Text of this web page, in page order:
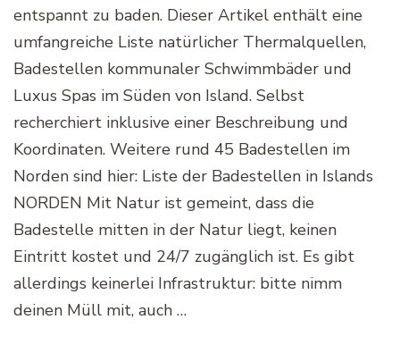
entspannt zu baden. Dieser Artikel enthält eine
umfangreiche Liste natürlicher Thermalquellen,
Badestellen kommunaler Schwimmbäder und
Luxus Spas im Süden von Island. Selbst
recherchiert inklusive einer Beschreibung und
Koordinaten. Weitere rund 45 Badestellen im
Norden sind hier: Liste der Badestellen in Islands
NORDEN Mit Natur ist gemeint, dass die
Badestelle mitten in der Natur liegt, keinen
Eintritt kostet und 24/7 zugänglich ist. Es gibt
allerdings keinerlei Infrastruktur: bitte nimm
deinen Müll mit, auch …